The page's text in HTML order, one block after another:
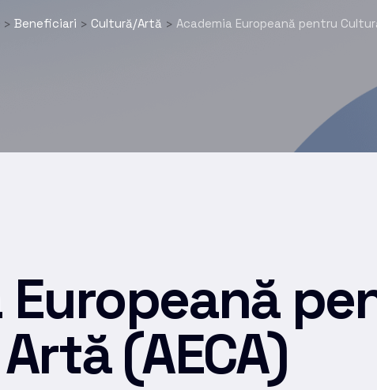
> Beneficiari > Cultură/Artă > Academia Europeană pentru
Europeană
(AECA)